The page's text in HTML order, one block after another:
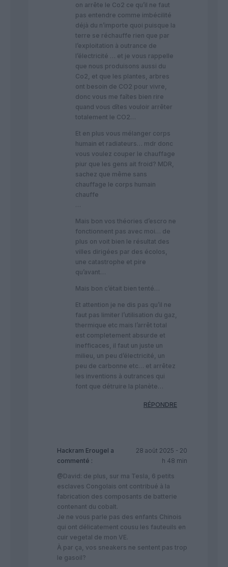
on arrête le Co2 ce qu’il ne faut
pas entendre comme imbécilité
déjà du n’importe quoi puisque la
terre se réchauffe rien que par
l’exploitation à outrance de
l’électricité … et je vous rappelle
que nous produisons aussi du
Co2, et que les plantes, arbres
ont besoin de CO2 pour vivre,
donc vous me faîtes bien rire
quand vous dîtes vouloir arrêter
totalement le CO2…
Et en plus vous mélanger corps
humain et radiateurs… mdr donc
vous voulez couper le chauffage
piur que les gens ait froid? MDR,
sachez que même sans
chauffage le corps humain
chauffe
Mais bon vos théories d’escro ne
fonctionnent pas avec moi… de
plus on voit bien le résultat des
villes dirigées par des écolos,
une catastrophe et pire
qu’avant…
Mais bon c’était bien tenté…
Et attention je ne dis pas qu’il ne
faut pas limiter l’utilisation du gaz,
thermique etc mais l’arrêt total
est completement absurde et
inefficaces, il faut un juste un
milieu, un peu d’électricité, un
peu de carbonne etc… et arrêtez
les inventions à outrances qui
font que détruire la planète…
RÉPONDRE
Hackram Erougel a
commenté :
28 août 2025 - 20
h 48 min
@David: de plus, sur ma Tesla, 6 petits
esclaves Congolais ont contribué à la
fabrication des composants de batterie
contenant du cobalt.
Je ne vous parle pas des enfants Chinois
qui ont délicatement cousu les fauteuils en
cuir vegetal de mon VE.
À par ça, vos sneakers ne sentent pas trop
le gasoil?